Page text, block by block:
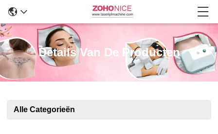
Details Van De Producten
Alle Categorieën